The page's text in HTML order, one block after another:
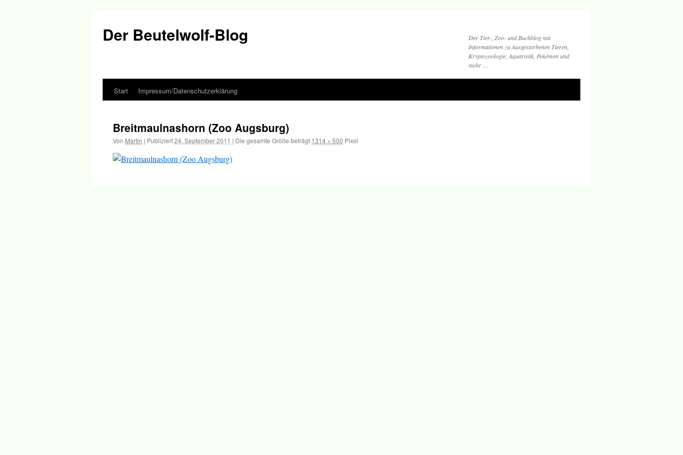
Der Beutelwolf-Blog
Der Tier-, Zoo- und Buchblog mit
Informationen zu Ausgestorbenen Tieren,
Kryptozoologie, Aquaristik, Pokémon und
mehr …
Springe
Inhalt
Start Impressum/Datenschutzerklärung
Breitmaulnashorn (Zoo Augsburg)
Von Martin | Publiziert24. September 2011 | Die gesamte Größe beträgt 1314 × 500 Pixel